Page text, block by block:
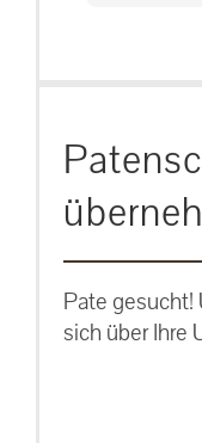
Pate gesucht!
sich über Ihre